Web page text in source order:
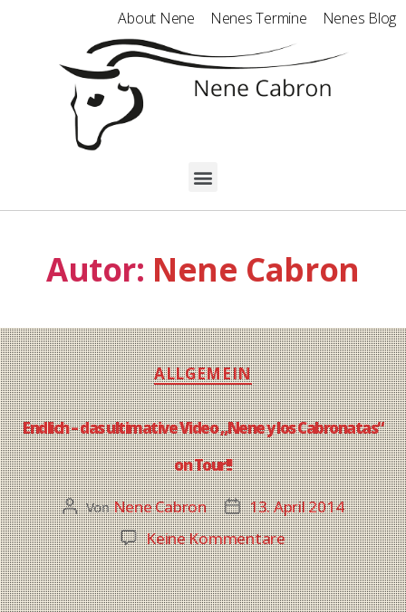
About Nene Nenes Termine Nenes Blog
Autor: Nene Cabron
ALLGEMEIN
Endlich – das ultimative Video „Nene y los Cabronatas“
on Tour!!
VonNene Cabron
13. April 2014
Keine Kommentare